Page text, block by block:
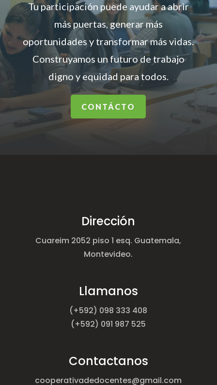
Tu participación puede ayudar a abrir
más puertas, generar más
oportunidades y transformar más vidas.
Construyamos un futuro de trabajo
digno y equidad para todos.
CONTÁCTO
Dirección
Cuareim 2052 piso 1 esq. Guatemala,
Montevideo.
Llamanos
(+592) 098 333 408
(+592) 091 987 525
Contactanos
cooperativadedocentes@gmail.com